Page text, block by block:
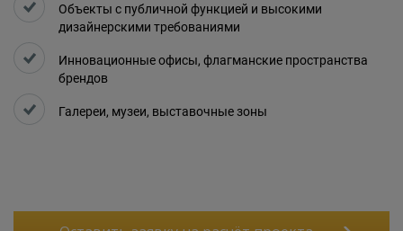
Объекты с публичной функцией и высокими
дизайнерскими требованиями
Инновационные офисы, флагманские пространства
брендов
Галереи, музеи, выставочные зоны